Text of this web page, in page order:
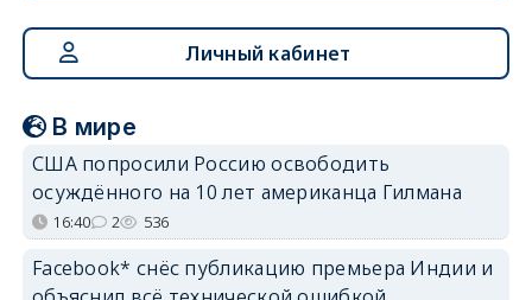
Личный кабинет
В мире
США попросили Россию освободить
осуждённого на 10 лет американца Гилмана
16:40 2 536
Facebook* снёс публикацию премьера Индии и